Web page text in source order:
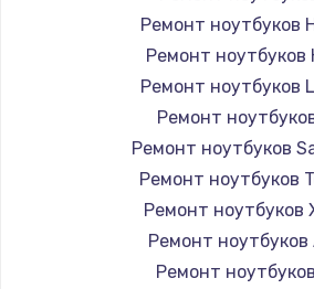
Ремонт ноутбуков
Ремонт ноутбуков
Ремонт ноутбуков
Ремонт
Ремонт ноутбуков
Ремонт ноутбуков
Ремонт ноутбуков
Ремонт ноутбуков
Ремонт